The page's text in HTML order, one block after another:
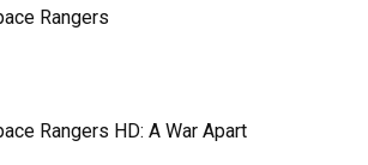
Rangers
Rangers HD: A War Apart